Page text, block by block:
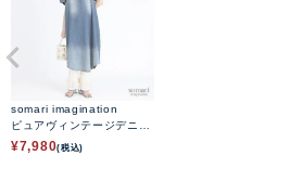
somari imagination
ピュアヴィンテージデニム
ロングワンピ
¥7,980(税込)